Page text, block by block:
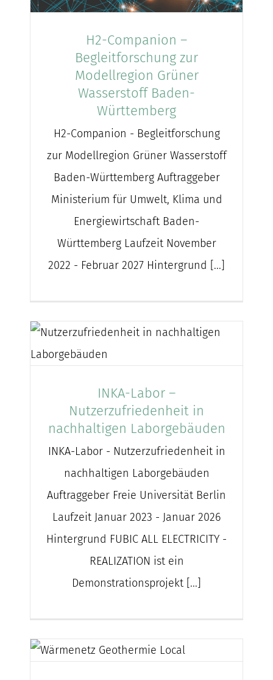
nach:
H2-Companion –
Begleitforschung zur
Modellregion Grüner
Wasserstoff Baden-
Württemberg
H2-Companion - Begleitforschung
zur Modellregion Grüner Wasserstoff
Baden-Württemberg Auftraggeber
Ministerium für Umwelt, Klima und
Energiewirtschaft Baden-
Württemberg Laufzeit November
2022 - Februar 2027 Hintergrund [...]
INKA-Labor –
Nutzerzufriedenheit in
nachhaltigen Laborgebäuden
INKA-Labor - Nutzerzufriedenheit in
nachhaltigen Laborgebäuden
Auftraggeber Freie Universität Berlin
Laufzeit Januar 2023 - Januar 2026
Hintergrund FUBIC ALL ELECTRICITY -
REALIZATION ist ein
Demonstrationsprojekt [...]